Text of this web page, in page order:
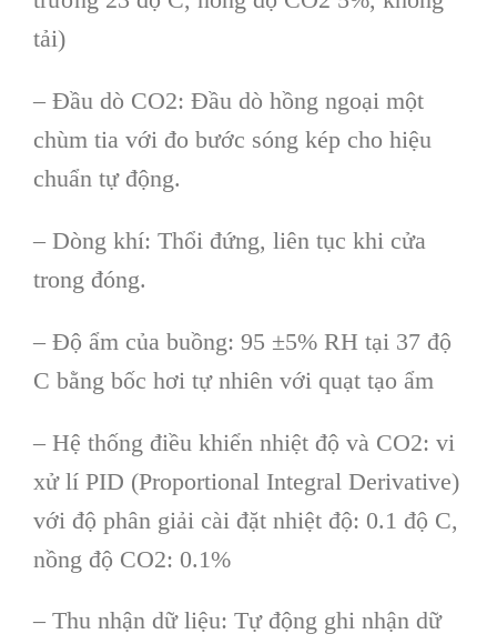
tải)
– Đầu dò CO2: Đầu dò hồng ngoại một
chùm tia với đo bước sóng kép cho hiệu
chuẩn tự động.
– Dòng khí: Thổi đứng, liên tục khi cửa
trong đóng.
– Độ ẩm của buồng: 95 ±5% RH tại 37 độ
C bằng bốc hơi tự nhiên với quạt tạo ẩm
– Hệ thống điều khiển nhiệt độ và CO2: vi
xử lí PID (Proportional Integral Derivative)
với độ phân giải cài đặt nhiệt độ: 0.1 độ C,
nồng độ CO2: 0.1%
– Thu nhận dữ liệu: Tự động ghi nhận dữ